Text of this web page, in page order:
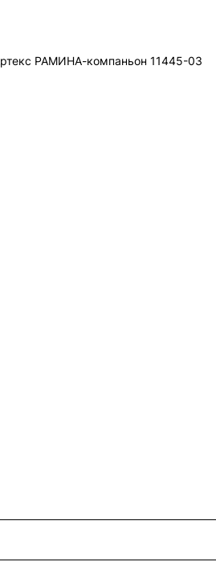
РАМИНА-компаньон 11445-03